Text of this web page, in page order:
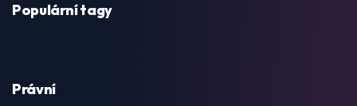
Populární tagy
Právní